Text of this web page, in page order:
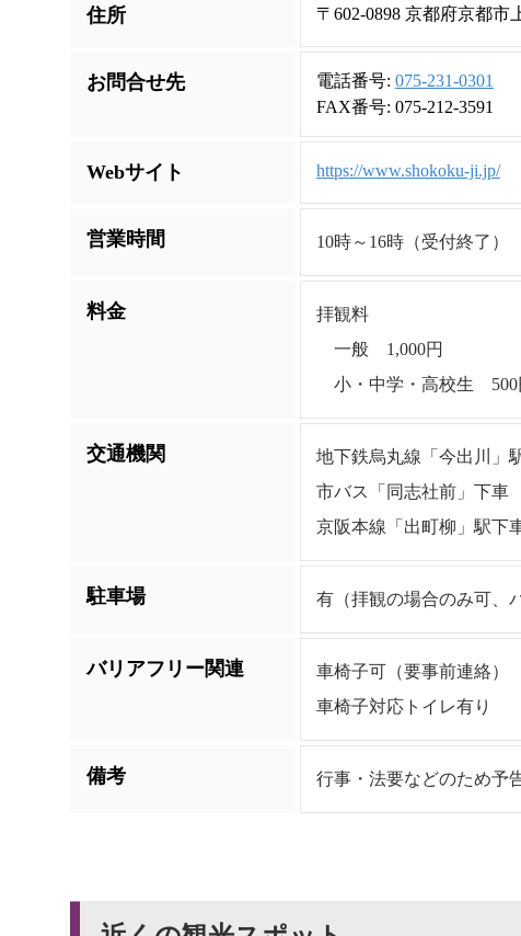
住所 〒602-0898 京都府京都市
お問合せ先 電話番号: 075-231-0301
FAX番号: 075-212-3591
Webサイト https://www.shokoku-ji.jp/
営業時間 10時～16時（受付終了）
料金
拝観料
一般 1,000円
小・中学・高校生 500
交通機関
地下鉄烏丸線「今出川」
市バス「同志社前」下車
京阪本線「出町柳」駅下
駐車場 有（拝観の場合のみ可、
バリアフリー関連
車椅子可（要事前連絡）
車椅子対応トイレ有り
備考 行事・法要などのため予